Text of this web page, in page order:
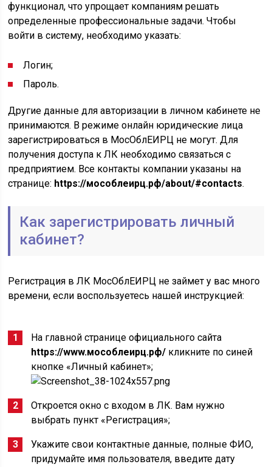
функционал, что упрощает компаниям решать
определенные профессиональные задачи. Чтобы
войти в систему, необходимо указать:
Логин;
Пароль.
Другие данные для авторизации в личном кабинете не
принимаются. В режиме онлайн юридические лица
зарегистрироваться в MocOблEИPЦ не могут. Для
получения доступа к ЛК необходимо связаться с
предприятием. Все контакты компании указаны на
странице: https://мособлеирц.рф/about/#contacts.
Как зарегистрировать личный
кабинет?
Регистрация в ЛК MocOблEИPЦ не займет у вас много
времени, если воспользуетесь нашей инструкцией:
На главной странице официального сайта
https://www.мособлеирц.рф/ кликните по синей
кнопке «Личный кабинет»;
Откроется окно с входом в ЛК. Вам нужно
выбрать пункт «Регистрация»;
Укажите свои контактные данные, полные ФИО,
придумайте имя пользователя, введите дату